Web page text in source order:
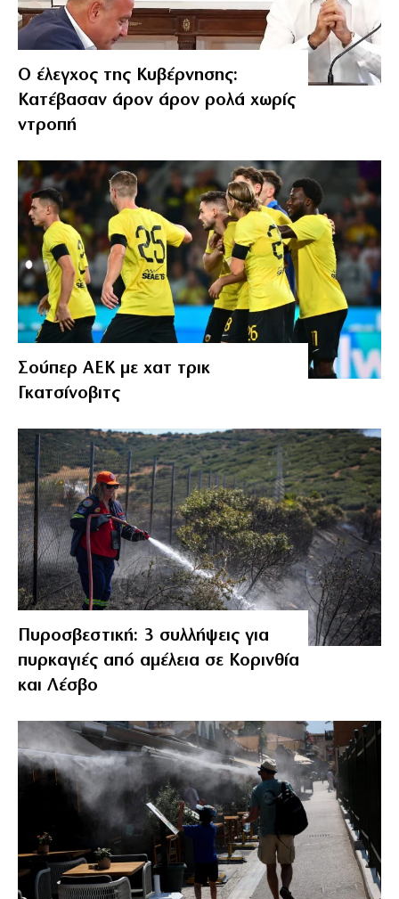
Ο έλεγχος της Κυβέρνησης:
Κατέβασαν άρον άρον ρολά χωρίς
ντροπή
Σούπερ ΑΕΚ με χατ τρικ
Γκατσίνοβιτς
Πυροσβεστική: 3 συλλήψεις για
πυρκαγιές από αμέλεια σε Κορινθία
και Λέσβο